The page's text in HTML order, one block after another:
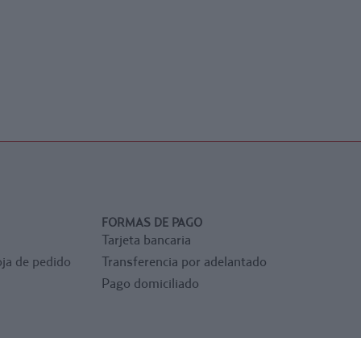
de pedido
FORMAS DE PAGO
Tarjeta bancaria
Transferencia por adelantado
Pago domiciliado